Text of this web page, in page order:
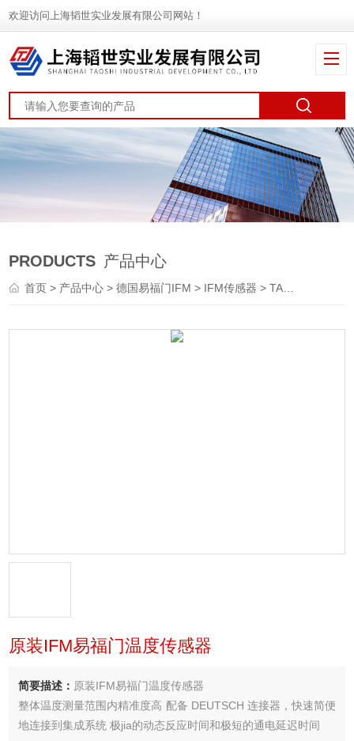
欢迎访问上海韬世实业发展有限公司网站！
PRODUCTS 产品中心
首页> 产品中心 >德国易福门IFM > IFM传感器 > TA5115原装IFM易福门温度传感器
原装IFM易福门温度传感器
简要描述： 原装IFM易福门温度传感器
整体温度测量范围内精准度高 配备 DEUTSCH 连接器，快速简便
地连接到集成系统 极jia的动态反应时间和极短的通电延迟时间